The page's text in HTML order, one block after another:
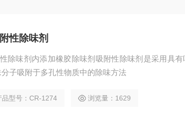
性除味剂
除味剂内添加橡胶除味剂吸附性除味剂是采用具有
子吸附于多孔性物质中的除味方法
品型号：CR-1274 浏览量：1629